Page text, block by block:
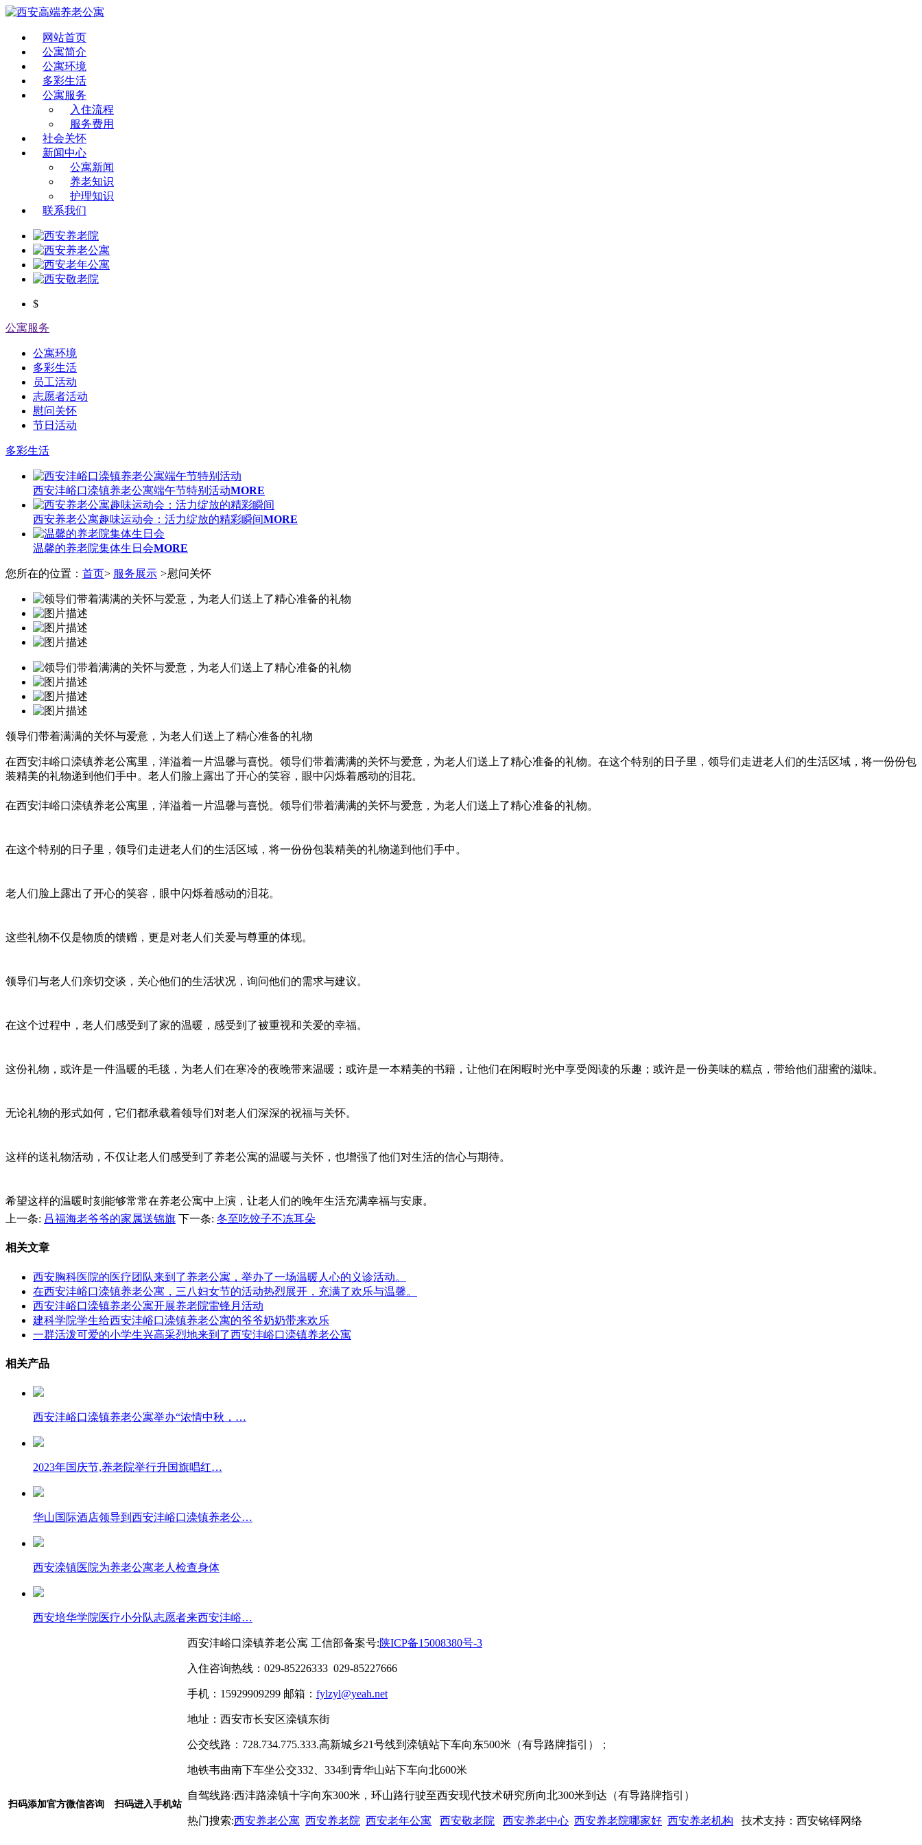
网站首页
公寓简介
公寓环境
多彩生活
公寓服务
入住流程
服务费用
社会关怀
新闻中心
公寓新闻
养老知识
护理知识
联系我们
$
公寓服务
公寓环境
多彩生活
员工活动
志愿者活动
慰问关怀
节日活动
多彩生活
西安沣峪口滦镇养老公寓端午节特别活动MORE
西安养老公寓趣味运动会：活力绽放的精彩瞬间MORE
温馨的养老院集体生日会MORE
您所在的位置： 首页> 服务展示 >慰问关怀
领导们带着满满的关怀与爱意，为老人们送上了精心准备的礼物
在西安沣峪口滦镇养老公寓里，洋溢着一片温馨与喜悦。领导们带着满满的关怀与爱意，为老人们送上了精心准备的礼物。在这个特别的日子里，领导们走进老人们的生活区域，将一份份包
装精美的礼物递到他们手中。老人们脸上露出了开心的笑容，眼中闪烁着感动的泪花。
在西安沣峪口滦镇养老公寓里，洋溢着一片温馨与喜悦。领导们带着满满的关怀与爱意，为老人们送上了精心准备的礼物。
在这个特别的日子里，领导们走进老人们的生活区域，将一份份包装精美的礼物递到他们手中。
老人们脸上露出了开心的笑容，眼中闪烁着感动的泪花。
这些礼物不仅是物质的馈赠，更是对老人们关爱与尊重的体现。
领导们与老人们亲切交谈，关心他们的生活状况，询问他们的需求与建议。
在这个过程中，老人们感受到了家的温暖，感受到了被重视和关爱的幸福。
这份礼物，或许是一件温暖的毛毯，为老人们在寒冷的夜晚带来温暖；或许是一本精美的书籍，让他们在闲暇时光中享受阅读的乐趣；或许是一份美味的糕点，带给他们甜蜜的滋味。
无论礼物的形式如何，它们都承载着领导们对老人们深深的祝福与关怀。
这样的送礼物活动，不仅让老人们感受到了养老公寓的温暖与关怀，也增强了他们对生活的信心与期待。
希望这样的温暖时刻能够常常在养老公寓中上演，让老人们的晚年生活充满幸福与安康。
上一条: 吕福海老爷爷的家属送锦旗 下一条: 冬至吃饺子不冻耳朵
相关文章
西安胸科医院的医疗团队来到了养老公寓，举办了一场温暖人心的义诊活动。
在西安沣峪口滦镇养老公寓，三八妇女节的活动热烈展开，充满了欢乐与温馨。
西安沣峪口滦镇养老公寓开展养老院雷锋月活动
建科学院学生给西安沣峪口滦镇养老公寓的爷爷奶奶带来欢乐
一群活泼可爱的小学生兴高采烈地来到了西安沣峪口滦镇养老公寓
相关产品
西安沣峪口滦镇养老公寓举办“浓情中秋，…
2023年国庆节,养老院举行升国旗唱红…
华山国际酒店领导到西安沣峪口滦镇养老公…
西安滦镇医院为养老公寓老人检查身体
西安培华学院医疗小分队志愿者来西安沣峪…
西安沣峪口滦镇养老公寓 工信部备案号:陕ICP备15008380号-3
入住咨询热线：029-85226333 029-85227666
手机：15929909299 邮箱： fylzyl@yeah.net
地址：西安市长安区滦镇东街
公交线路：728.734.775.333.高新城乡21号线到滦镇站下车向东500米（有导路牌指引）；
地铁韦曲南下车坐公交332、334到青华山站下车向北600米
自驾线路:西沣路滦镇十字向东300米，环山路行驶至西安现代技术研究所向北300米到达（有导路牌指引）
热门搜索:西安养老公寓 西安养老院 西安老年公寓 西安敬老院 西安养老中心 西安养老院哪家好 西安养老机构 技术支持：西安铭铎网络
扫码添加官方微信咨询 扫码进入手机站